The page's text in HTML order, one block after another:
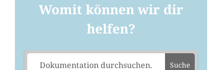
Womit können wir dir
helfen?
Suche